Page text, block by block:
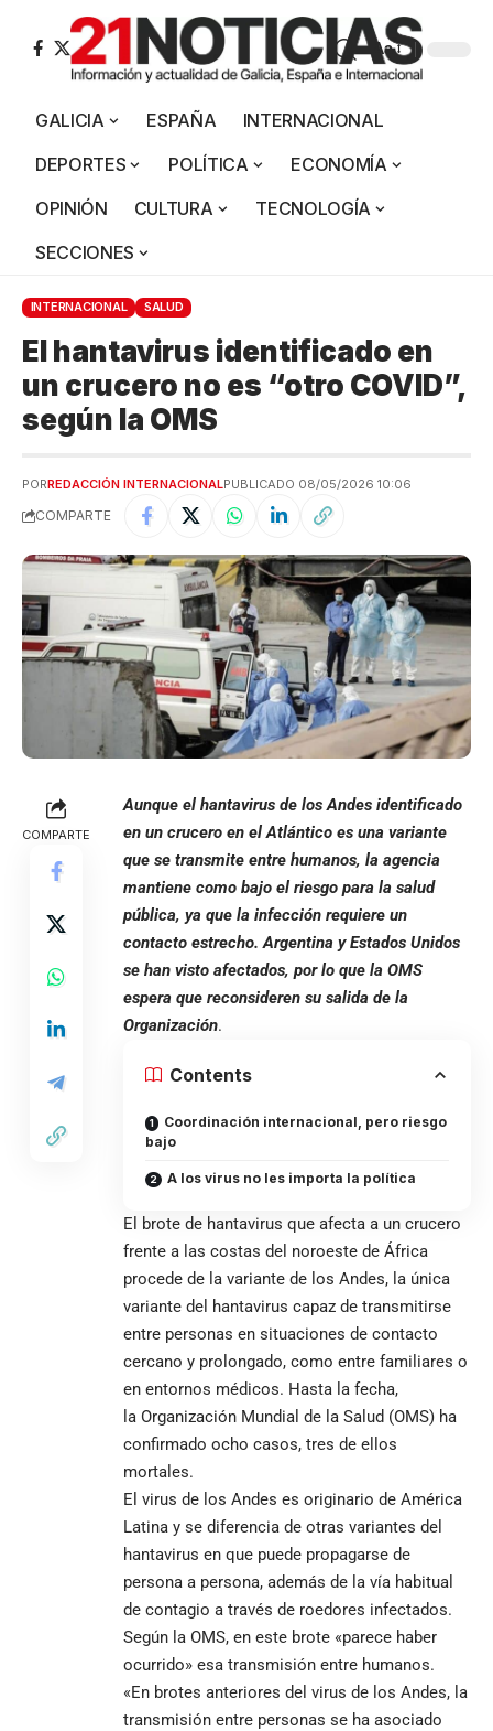
Aa
GALICIA ESPAÑA
INTERNACIONAL
DEPORTES
POLÍTICA
ECONOMÍA
OPINIÓN
CULTURA
TECNOLOGÍA
SECCIONES
INTERNACIONAL SALUD
El hantavirus identificado en
un crucero no es “otro COVID”,
según la OMS
PORREDACCIÓN INTERNACIONALPUBLICADO 08/05/2026 10:06
COMPARTE
COMPARTE
Aunque el hantavirus de los Andes identificado
en un crucero en el Atlántico es una variante
que se transmite entre humanos, la agencia
mantiene como bajo el riesgo para la salud
pública, ya que la infección requiere un
contacto estrecho. Argentina y Estados Unidos
se han visto afectados, por lo que la OMS
espera que reconsideren su salida de la
Organización.
Contents
Coordinación internacional, pero riesgo
bajo
A los virus no les importa la política
El brote de hantavirus que afecta a un crucero
frente a las costas del noroeste de África
procede de la variante de los Andes, la única
variante del hantavirus capaz de transmitirse
entre personas en situaciones de contacto
cercano y prolongado, como entre familiares o
en entornos médicos. Hasta la fecha,
la Organización Mundial de la Salud (OMS) ha
confirmado ocho casos, tres de ellos
mortales.
El virus de los Andes es originario de América
Latina y se diferencia de otras variantes del
hantavirus en que puede propagarse de
persona a persona, además de la vía habitual
de contagio a través de roedores infectados.
Según la OMS, en este brote «parece haber
ocurrido» esa transmisión entre humanos.
«En brotes anteriores del virus de los Andes, la
transmisión entre personas se ha asociado